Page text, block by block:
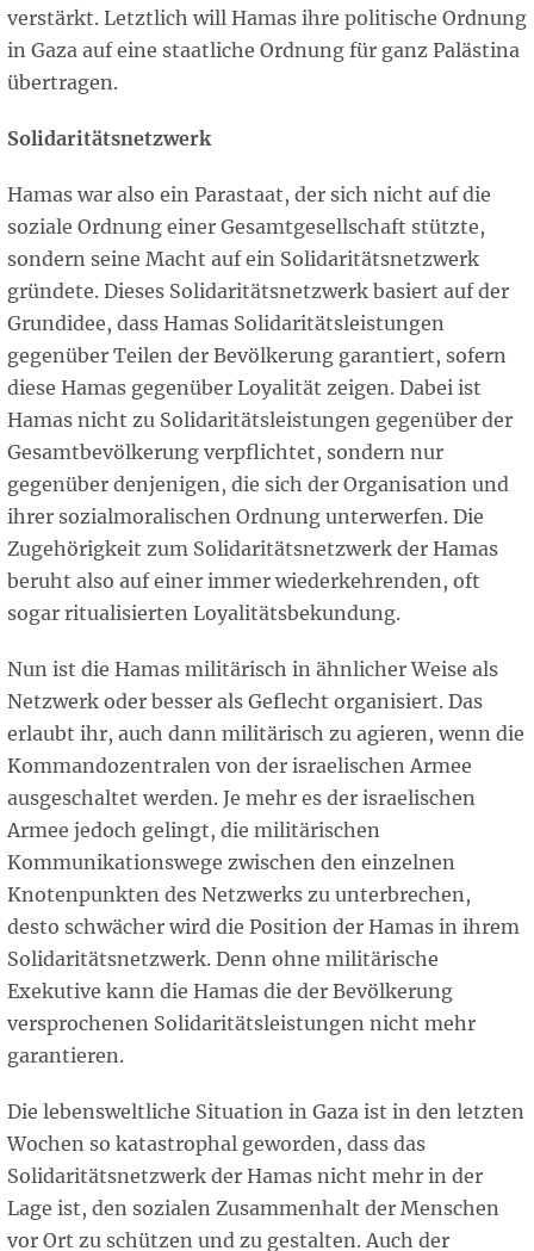
verstärkt. Letztlich will Hamas ihre politische Ordnung
in Gaza auf eine staatliche Ordnung für ganz Palästina
übertragen.
Solidaritätsnetzwerk
Hamas war also ein Parastaat, der sich nicht auf die
soziale Ordnung einer Gesamtgesellschaft stützte,
sondern seine Macht auf ein Solidaritätsnetzwerk
gründete. Dieses Solidaritätsnetzwerk basiert auf der
Grundidee, dass Hamas Solidaritätsleistungen
gegenüber Teilen der Bevölkerung garantiert, sofern
diese Hamas gegenüber Loyalität zeigen. Dabei ist
Hamas nicht zu Solidaritätsleistungen gegenüber der
Gesamtbevölkerung verpflichtet, sondern nur
gegenüber denjenigen, die sich der Organisation und
ihrer sozialmoralischen Ordnung unterwerfen. Die
Zugehörigkeit zum Solidaritätsnetzwerk der Hamas
beruht also auf einer immer wiederkehrenden, oft
sogar ritualisierten Loyalitätsbekundung.
Nun ist die Hamas militärisch in ähnlicher Weise als
Netzwerk oder besser als Geflecht organisiert. Das
erlaubt ihr, auch dann militärisch zu agieren, wenn die
Kommandozentralen von der israelischen Armee
ausgeschaltet werden. Je mehr es der israelischen
Armee jedoch gelingt, die militärischen
Kommunikationswege zwischen den einzelnen
Knotenpunkten des Netzwerks zu unterbrechen,
desto schwächer wird die Position der Hamas in ihrem
Solidaritätsnetzwerk. Denn ohne militärische
Exekutive kann die Hamas die der Bevölkerung
versprochenen Solidaritätsleistungen nicht mehr
garantieren.
Die lebensweltliche Situation in Gaza ist in den letzten
Wochen so katastrophal geworden, dass das
Solidaritätsnetzwerk der Hamas nicht mehr in der
Lage ist, den sozialen Zusammenhalt der Menschen
vor Ort zu schützen und zu gestalten. Auch der